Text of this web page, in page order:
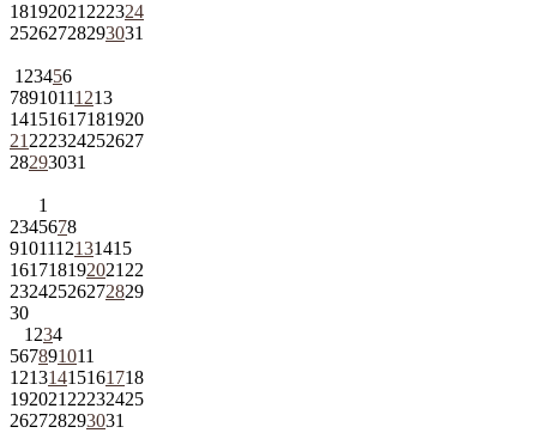
18192021 222324
25262728293031
1 23456
78910111213
14151617181920
21 222324252627
28293031
1
2345678
9101112131415
161718192021 22
23242526272829
30
1 234
567891011
12131415161718
192021 22232425
262728293031